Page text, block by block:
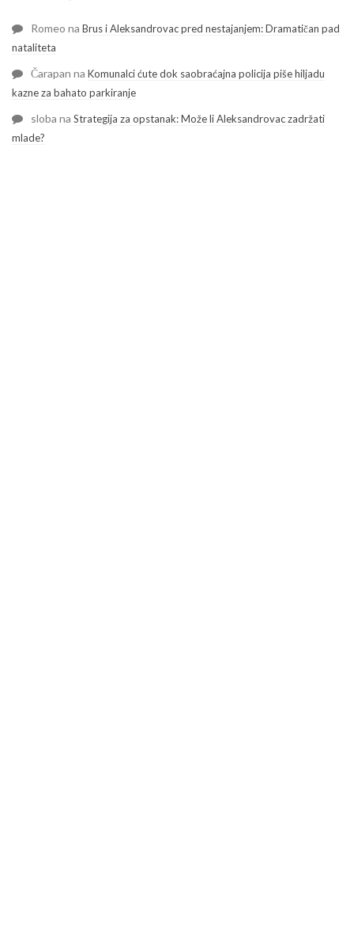
Romeo na Brus i Aleksandrovac pred nestajanjem: Dramatičan pad
nataliteta
Čarapan na Komunalci ćute dok saobraćajna policija piše hiljadu
kazne za bahato parkiranje
sloba na Strategija za opstanak: Može li Aleksandrovac zadržati
mlade?